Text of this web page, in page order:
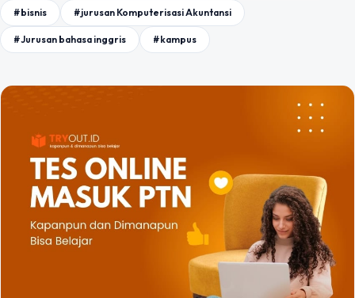
#bisnis #jurusan Komputerisasi Akuntansi
#Jurusan bahasa inggris #kampus